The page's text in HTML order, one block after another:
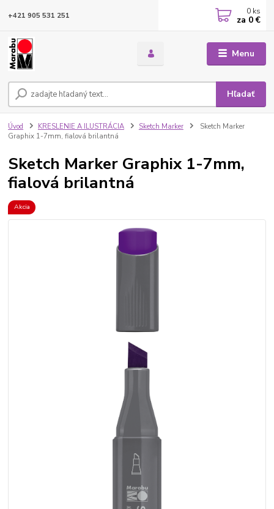
Menu
Hľadať
+421 905 531 251 0 ks
za 0 €
Úvod KRESLENIE A ILUSTRÁCIA Sketch Marker
Sketch Marker
Graphix 1-7mm, fialová brilantná
Sketch Marker Graphix 1-7mm,
fialová brilantná
Akcia